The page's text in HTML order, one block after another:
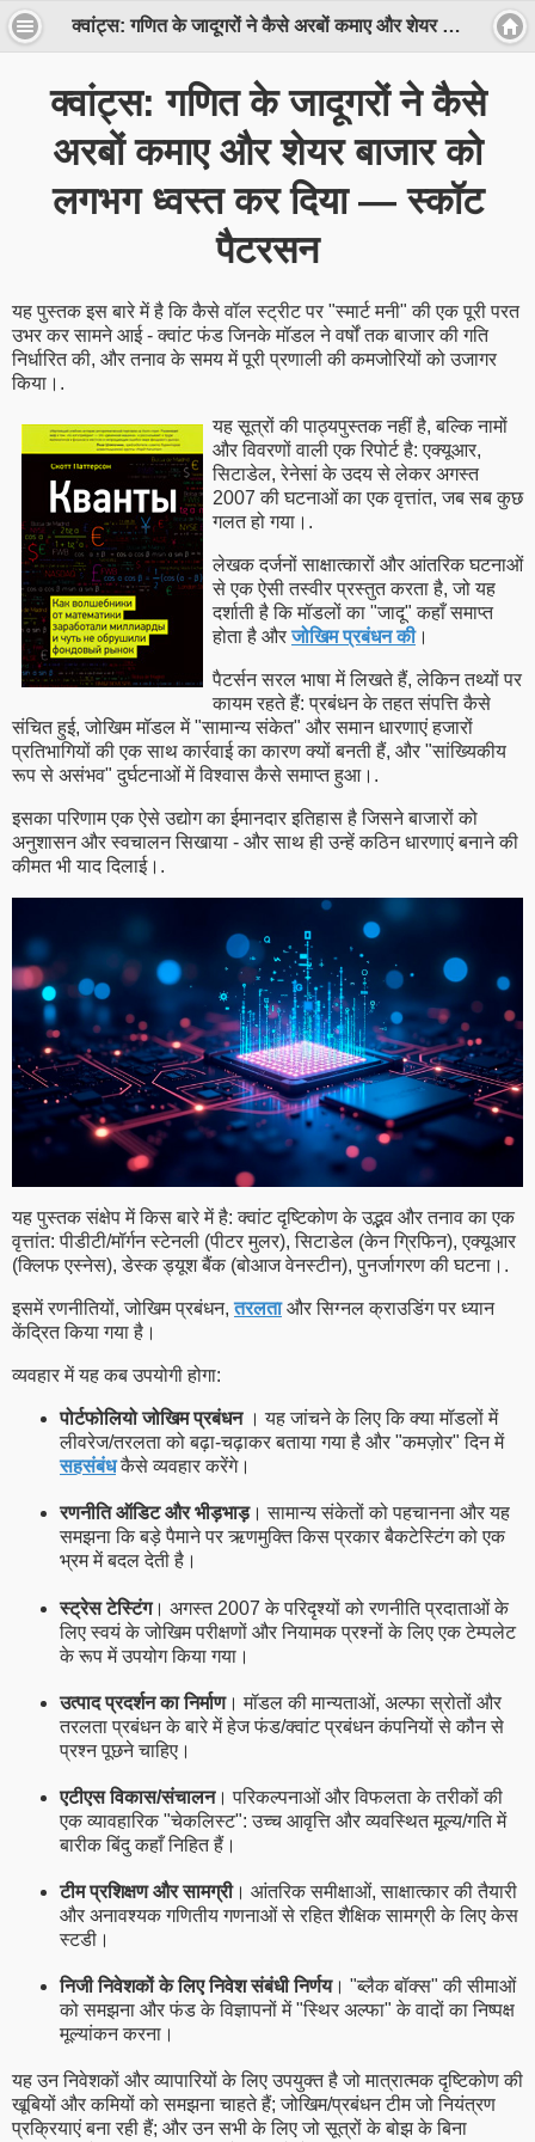
क्वांट्स: गणित के जादूगरों ने कैसे अरबों कमाए और शेयर बाजार को लगभग ध्वस्त कर दिया — स्कॉट पैटरसन
क्वांट्स: गणित के जादूगरों ने कैसे
अरबों कमाए और शेयर बाजार को
लगभग ध्वस्त कर दिया — स्कॉट
पैटरसन
यह पुस्तक इस बारे में है कि कैसे वॉल स्ट्रीट पर "स्मार्ट मनी" की एक पूरी परत
उभर कर सामने आई - क्वांट फंड जिनके मॉडल ने वर्षों तक बाजार की गति
निर्धारित की, और तनाव के समय में पूरी प्रणाली की कमजोरियों को उजागर
किया।.
यह सूत्रों की पाठ्यपुस्तक नहीं है, बल्कि नामों
और विवरणों वाली एक रिपोर्ट है: एक्यूआर,
सिटाडेल, रेनेसां के उदय से लेकर अगस्त
2007 की घटनाओं का एक वृत्तांत, जब सब कुछ
गलत हो गया।.
लेखक दर्जनों साक्षात्कारों और आंतरिक घटनाओं
से एक ऐसी तस्वीर प्रस्तुत करता है, जो यह
दर्शाती है कि मॉडलों का "जादू" कहाँ समाप्त
होता है औरजोखिम प्रबंधन की।
पैटर्सन सरल भाषा में लिखते हैं, लेकिन तथ्यों पर
कायम रहते हैं: प्रबंधन के तहत संपत्ति कैसे
संचित हुई, जोखिम मॉडल में "सामान्य संकेत" और समान धारणाएं हजारों
प्रतिभागियों की एक साथ कार्रवाई का कारण क्यों बनती हैं, और "सांख्यिकीय
रूप से असंभव" दुर्घटनाओं में विश्वास कैसे समाप्त हुआ।.
इसका परिणाम एक ऐसे उद्योग का ईमानदार इतिहास है जिसने बाजारों को
अनुशासन और स्वचालन सिखाया - और साथ ही उन्हें कठिन धारणाएं बनाने की
कीमत भी याद दिलाई।.
यह पुस्तक संक्षेप में किस बारे में है: क्वांट दृष्टिकोण के उद्भव और तनाव का एक
वृत्तांत: पीडीटी/मॉर्गन स्टेनली (पीटर मुलर), सिटाडेल (केन ग्रिफिन), एक्यूआर
(क्लिफ एस्नेस), डेस्क ड्यूश बैंक (बोआज वेनस्टीन), पुनर्जागरण की घटना।.
इसमें रणनीतियों, जोखिम प्रबंधन,तरलताऔर सिग्नल क्राउडिंग पर ध्यान
केंद्रित किया गया है।
व्यवहार में यह कब उपयोगी होगा:
पोर्टफोलियो जोखिम प्रबंधन। यह जांचने के लिए कि क्या मॉडलों में
लीवरेज/तरलता को बढ़ा-चढ़ाकर बताया गया है और "कमज़ोर" दिन में
सहसंबंधकैसे व्यवहार करेंगे।
रणनीति ऑडिट और भीड़भाड़। सामान्य संकेतों को पहचानना और यह
समझना कि बड़े पैमाने पर ऋणमुक्ति किस प्रकार बैकटेस्टिंग को एक
भ्रम में बदल देती है।
स्ट्रेस टेस्टिंग। अगस्त 2007 के परिदृश्यों को रणनीति प्रदाताओं के
लिए स्वयं के जोखिम परीक्षणों और नियामक प्रश्नों के लिए एक टेम्पलेट
के रूप में उपयोग किया गया।
उत्पाद प्रदर्शन का निर्माण। मॉडल की मान्यताओं, अल्फा स्रोतों और
तरलता प्रबंधन के बारे में हेज फंड/क्वांट प्रबंधन कंपनियों से कौन से
प्रश्न पूछने चाहिए।
एटीएस विकास/संचालन। परिकल्पनाओं और विफलता के तरीकों की
एक व्यावहारिक "चेकलिस्ट": उच्च आवृत्ति और व्यवस्थित मूल्य/गति में
बारीक बिंदु कहाँ निहित हैं।
टीम प्रशिक्षण और सामग्री। आंतरिक समीक्षाओं, साक्षात्कार की तैयारी
और अनावश्यक गणितीय गणनाओं से रहित शैक्षिक सामग्री के लिए केस
स्टडी।
निजी निवेशकों के लिए निवेश संबंधी निर्णय। "ब्लैक बॉक्स" की सीमाओं
को समझना और फंड के विज्ञापनों में "स्थिर अल्फा" के वादों का निष्पक्ष
मूल्यांकन करना।
यह उन निवेशकों और व्यापारियों के लिए उपयुक्त है जो मात्रात्मक दृष्टिकोण की
खूबियों और कमियों को समझना चाहते हैं; जोखिम/प्रबंधन टीम जो नियंत्रण
प्रक्रियाएं बना रही हैं; और उन सभी के लिए जो सूत्रों के बोझ के बिना